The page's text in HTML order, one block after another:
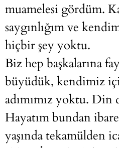
muamelesi gördüm.
saygınlığım ve
hiçbir şey yoktu.
Biz hep başkalarına
büyüdük, kendimiz
adımımız yoktu. Din
Hayatım bundan
yaşında tekamülden